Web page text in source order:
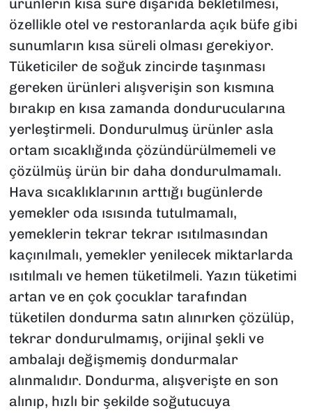
ürünlerin kısa süre dışarıda bekletilmesi,
özellikle otel ve restoranlarda açık büfe gibi
sunumların kısa süreli olması gerekiyor.
Tüketiciler de soğuk zincirde taşınması
gereken ürünleri alışverişin son kısmına
bırakıp en kısa zamanda dondurucularına
yerleştirmeli. Dondurulmuş ürünler asla
ortam sıcaklığında çözündürülmemeli ve
çözülmüş ürün bir daha dondurulmamalı.
Hava sıcaklıklarının arttığı bugünlerde
yemekler oda ısısında tutulmamalı,
yemeklerin tekrar tekrar ısıtılmasından
kaçınılmalı, yemekler yenilecek miktarlarda
ısıtılmalı ve hemen tüketilmeli. Yazın tüketimi
artan ve en çok çocuklar tarafından
tüketilen dondurma satın alınırken çözülüp,
tekrar dondurulmamış, orijinal şekli ve
ambalajı değişmemiş dondurmalar
alınmalıdır. Dondurma, alışverişte en son
alınıp, hızlı bir şekilde soğutucuya